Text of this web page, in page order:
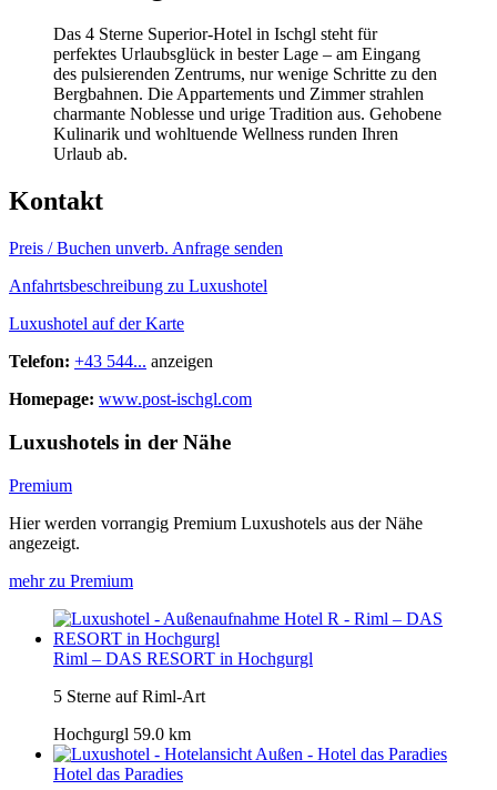
Das 4 Sterne Superior-Hotel in Ischgl steht für
perfektes Urlaubsglück in bester Lage – am Eingang
des pulsierenden Zentrums, nur wenige Schritte zu den
Bergbahnen. Die Appartements und Zimmer strahlen
charmante Noblesse und urige Tradition aus. Gehobene
Kulinarik und wohltuende Wellness runden Ihren
Urlaub ab.
Kontakt
Preis / Buchen unverb. Anfrage senden
Anfahrtsbeschreibung zu Luxushotel
Luxushotel auf der Karte
Telefon: +43 544... anzeigen
Homepage: www.post-ischgl.com
Luxushotels in der Nähe
Premium
Hier werden vorrangig Premium Luxushotels aus der Nähe
angezeigt.
mehr zu Premium
Riml – DAS RESORT in Hochgurgl
5 Sterne auf Riml-Art
Hochgurgl 59.0 km
Hotel das Paradies